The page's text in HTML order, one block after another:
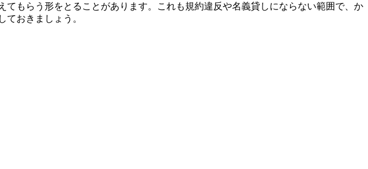
もらう形をとることがあります。これも規約違反や名義貸しにならない範囲で、か
おきましょう。